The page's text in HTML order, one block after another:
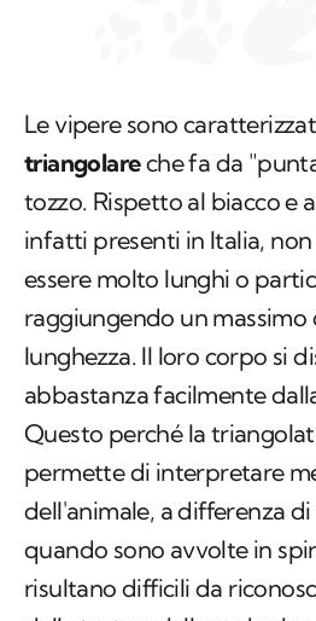
Le vipere sono
triangolareche fa da
tozzo. Rispetto al biacco e
infatti presenti in Italia,
essere molto lunghi o
raggiungendo un massimo
lunghezza. Il loro corpo si
abbastanza facilmente
Questo perché la
permette di interpretare
dell'animale, a differenza
quando sono avvolte in
risultano difficili da